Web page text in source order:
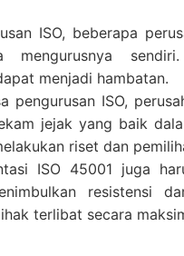
ISO, beberapa
menjadi hambatan.
pengurusan ISO,
jejak yang baik
riset dan
ISO 45001 juga
resistensi
terlibat secara